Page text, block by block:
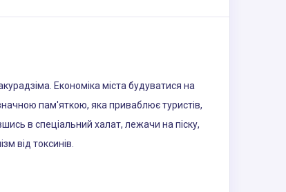
Економіка міста будуватися на
пам'яткою, яка приваблює туристів,
в спеціальний халат, лежачи на піску,
від токсинів.